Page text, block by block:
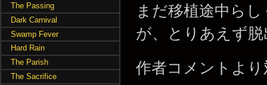
まだ移植途中ら
が、とりあえず
作者コメントよ
The Passing
Dark Carnival
Swamp Fever
Hard Rain
The Parish
The Sacrifice